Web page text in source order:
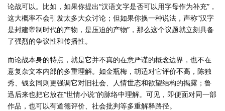
论战可以。比如，如果你提出“汉语文字是否可以用字母作为补充”，
这大概率不会引发太多大众讨论；但如果你换一种说法，声称“汉字
是封建帝制时代的产物，是压迫的产物”，那么这个议题就立刻具备
了强烈的争议性和传播性。
而论战本身的特点，就是它并不真的在意严谨的概念边界，也不在
意复杂文本内部的多重理解。如金瓶梅，胡适对它评价不高，陈独
秀、钱玄同则更强调它对旧社会、人情世态和欲望结构的揭露；鲁
迅后来也把它放在“世情小说”的脉络中理解。可见，即便面对同一部
作品，也可以有道德评价、社会批判等多重解释路径。